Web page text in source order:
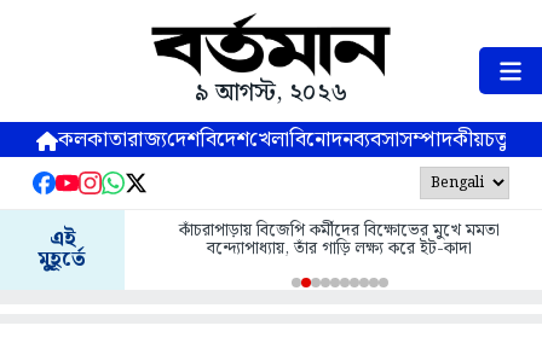
৯ আগস্ট, ২০২৬
কলকাতারাজ্যদেশবিদেশখেলাবিনোদনব্যবসাসম্পাদকীয়
এই
মুহূর্তে
কাঁচরাপাড়ায় বিজেপি কর্মীদের বিক্ষোভের মুখে মমতা
বন্দ্যোপাধ্যায়, তাঁর গাড়ি লক্ষ্য করে ইট-কাদা